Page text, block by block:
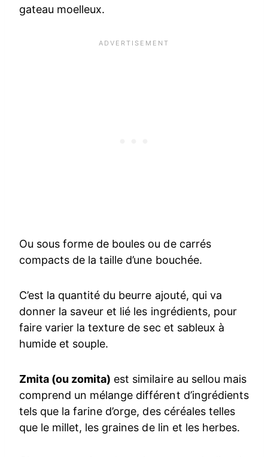
gateau moelleux.
Ou sous forme de boules ou de carrés
compacts de la taille d’une bouchée.
C’est la quantité du beurre ajouté, qui va
donner la saveur et lié les ingrédients, pour
faire varier la texture de sec et sableux à
humide et souple.
Zmita (ou zomita) est similaire au sellou mais
comprend un mélange différent d’ingrédients
tels que la farine d’orge, des céréales telles
que le millet, les graines de lin et les herbes.